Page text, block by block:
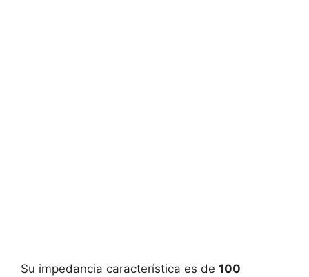
Su impedancia característica es de 100